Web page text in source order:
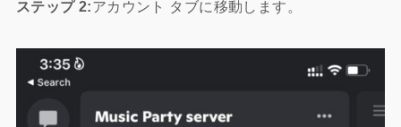
ステップ 2:アカウント タブに移動します。